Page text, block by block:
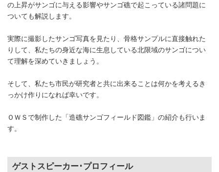
の上昇がサンゴに与える影響やサンゴ礁で起こっている諸問題に
ついても解説します。
実際に撮影したサンゴ写真を見たり、骨格サンプルに直接触れた
りして、私たちの身近な海に生息している北限域のサンゴについ
て理解を深めていきましょう。
そして、私たち市民が研究者と共に出来ることは何かを考えるき
っかけ作りになれば幸いです。
ＯＷＳで制作した「造礁サンゴフィールド図鑑」の紹介も行いま
す。
ゲストスピーカー･プロフィール